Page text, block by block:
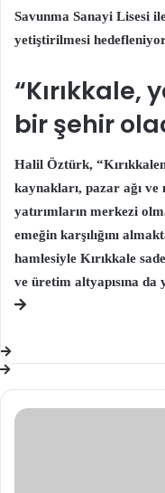
Savunma Sanayi Lisesi
yetiştirilmesi
“Kırıkkale,
bir şehir
Halil Öztürk,
kaynakları, pazar ağı
yatırımların merkezi
emeğin karşılığını
hamlesiyle Kırıkkale
ve üretim altyapısına
Damızlık